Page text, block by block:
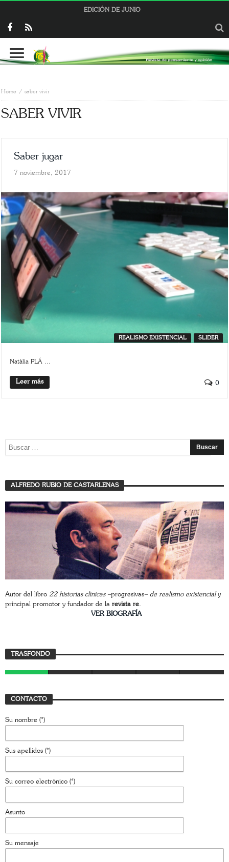
EDICIÓN DE JUNIO
Home saber vivir
SABER VIVIR
Saber jugar
7 noviembre, 2017
REALISMO EXISTENCIAL SLIDER
Natàlia PLÁ ...
Leer más 0
ALFREDO RUBIO DE CASTARLENAS
Autor del libro 22 historias clínicas –progresivas– de realismo existencialy
principal promotor y fundador de la revista re.
VER BIOGRAFÍA
TRASFONDO
JAVIER BUSTAMANTE
CONTACTO
Su nombre (*)
Sus apellidos (*)
Su correo electrónico (*)
Asunto
Su mensaje